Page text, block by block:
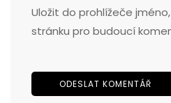
Uložit do prohlížeče
stránku pro budoucí